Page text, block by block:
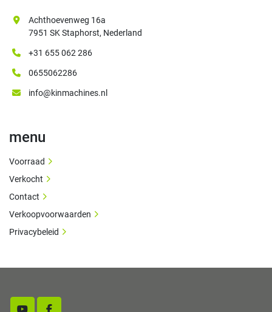
Achthoevenweg 16a
7951 SK Staphorst, Nederland
+31 655 062 286
0655062286
info@kinmachines.nl
menu
Voorraad
Verkocht
Contact
Verkoopvoorwaarden
Privacybeleid